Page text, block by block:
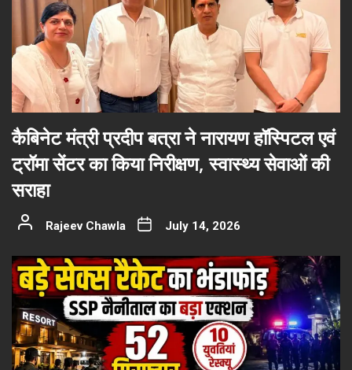
कैबिनेट मंत्री प्रदीप बत्रा ने नारायण हॉस्पिटल एवं
ट्रॉमा सेंटर का किया निरीक्षण, स्वास्थ्य सेवाओं की
सराहा
Rajeev Chawla July 14, 2026